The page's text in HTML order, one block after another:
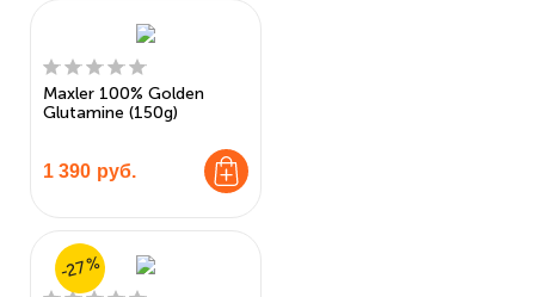
Maxler 100% Golden
Glutamine (150g)
1 390 руб.
-27%